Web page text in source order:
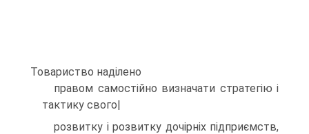
Товариство надiлено
правом самостiйно визначати стратегiю i
тактику свого|
розвитку i розвитку дочiрнiх пiдприємств,